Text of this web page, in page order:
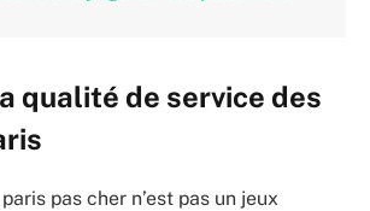
qualité de service des
pas cher n’est pas un jeux